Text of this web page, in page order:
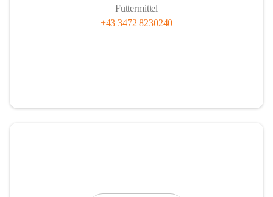
Futtermittel
+43 3472 8230240